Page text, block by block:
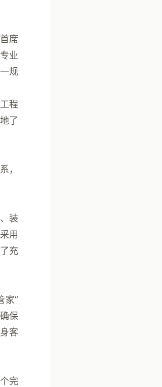
席
业
规
程
了
，
装
用
充
家”
保
客
完